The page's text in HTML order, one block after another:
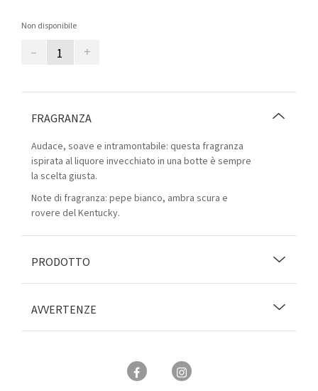
Non disponibile
– +
FRAGRANZA
Audace, soave e intramontabile: questa fragranza
ispirata al liquore invecchiato in una botte è sempre
la scelta giusta.
Note di fragranza: pepe bianco, ambra scura e
rovere del Kentucky.
PRODOTTO
AVVERTENZE